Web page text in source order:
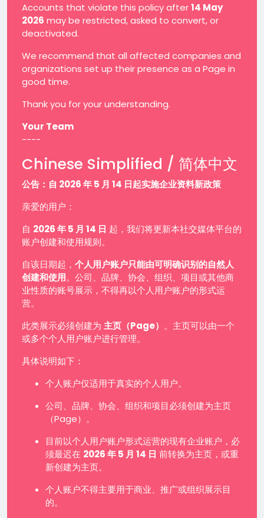
Accounts that violate this policy after14 May
2026 may be restricted, asked to convert, or
deactivated.
We recommend that all affected companies and
organizations set up their presence as a Page in
good time.
Thank you for your understanding.
Your Team
----
Chinese Simplified / 简体中文
公告：自 2026 年 5 月 14 日起实施企业资料新政策
亲爱的用户：
自 2026 年 5 月 14 日 起，我们将更新本社交媒体平台的
账户创建和使用规则。
自该日期起， 个人用户账户只能由可明确识别的自然人
创建和使用。公司、品牌、协会、组织、项目或其他商
业性质的账号展示，不得再以个人用户账户的形式运
营。
此类展示必须创建为 主页（Page） 。主页可以由一个
或多个个人用户账户进行管理。
具体说明如下：
个人账户仅适用于真实的个人用户。
公司、品牌、协会、组织和项目必须创建为主页
（Page）。
目前以个人用户账户形式运营的现有企业账户，必
须最迟在 2026 年 5 月 14 日 前转换为主页，或重
新创建为主页。
个人账户不得主要用于商业、推广或组织展示目
的。